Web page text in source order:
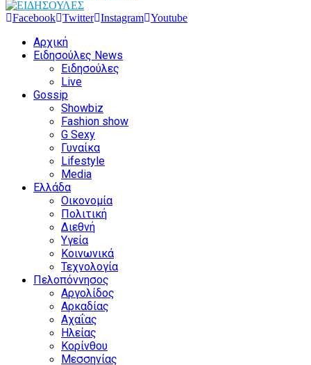
Facebook Twitter Instagram Youtube
Αρχική
Ειδησούλες News
Ειδησούλες
Live
Gossip
Showbiz
Fashion show
G Sexy
Γυναίκα
Lifestyle
Media
Ελλάδα
Οικονομία
Πολιτική
Διεθνή
Υγεία
Κοινωνικά
Τεχνολογία
Πελοπόννησος
Αργολίδος
Αρκαδίας
Αχαΐας
Ηλείας
Κορίνθου
Μεσσηνίας